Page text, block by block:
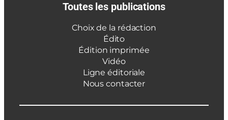
Toutes les publications
Choix de la rédaction
Édito
Édition imprimée
Vidéo
Ligne éditoriale
Nous contacter